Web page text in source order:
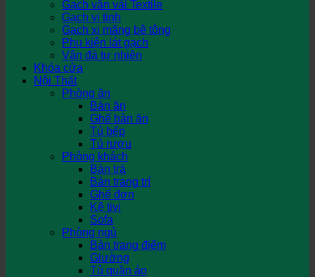
Gạch vân vải Textile
Gạch vi tinh
Gạch xi măng bê tông
Phụ kiện lát gạch
Vân đá tự nhiên
Khóa cửa
Nội Thất
Phòng ăn
Bàn ăn
Ghế bàn ăn
Tủ bếp
Tủ rượu
Phòng khách
Bàn trà
Bàn trang trí
Ghế đơn
Kệ tivi
Sofa
Phòng ngủ
Bàn trang điểm
Giường
Tủ quần áo